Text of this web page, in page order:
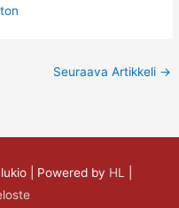
Seuraava Artikkeli →
| Powered by HL